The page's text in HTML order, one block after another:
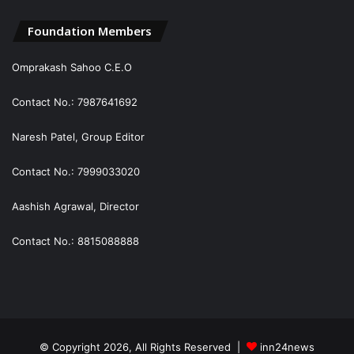
Foundation Members
Omprakash Sahoo C.E.O
Contact No.: 7987641692
Naresh Patel, Group Editor
Contact No.: 7999033020
Aashish Agrawal, Director
Contact No.: 8815088888
© Copyright 2026, All Rights Reserved | inn24news